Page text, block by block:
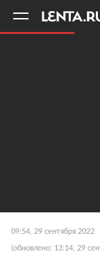
09:54, 29 сентября 2022
(обновлено: 13:14, 29